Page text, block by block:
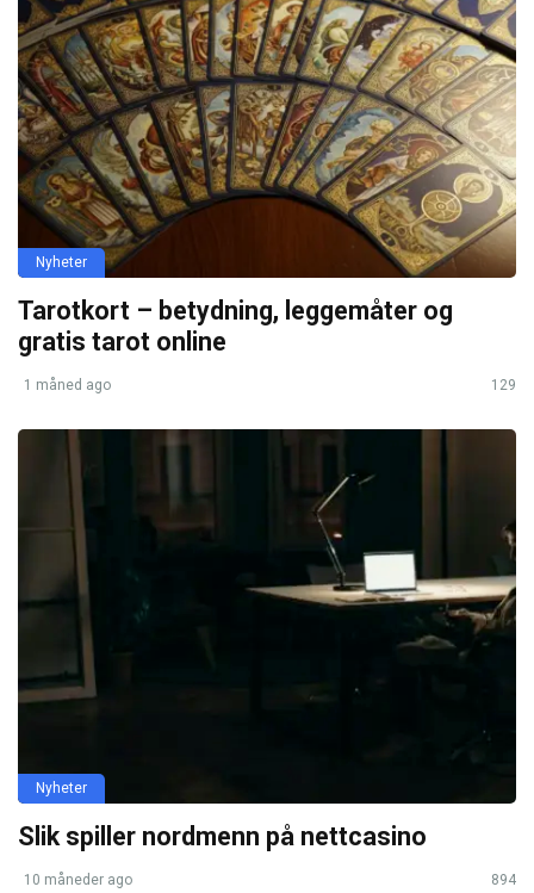
Nyheter
Tarotkort – betydning, leggemåter og
gratis tarot online
1 måned ago 129
Nyheter
Slik spiller nordmenn på nettcasino
10 måneder ago 894